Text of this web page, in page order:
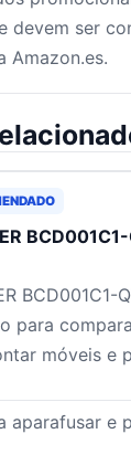
devem ser
Amazon.es.
BCD001C1-
para
móveis e
aparafusar e